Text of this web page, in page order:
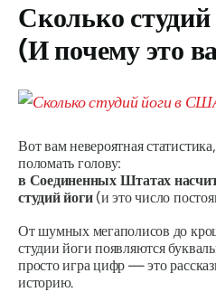
Сколько
(И почему это
Вот вам невероятная
поломать голову:
в Соединенных Штатах
студий йоги(и это число
От шумных мегаполисов до
студии йоги появляются
просто игра цифр — это
историю.